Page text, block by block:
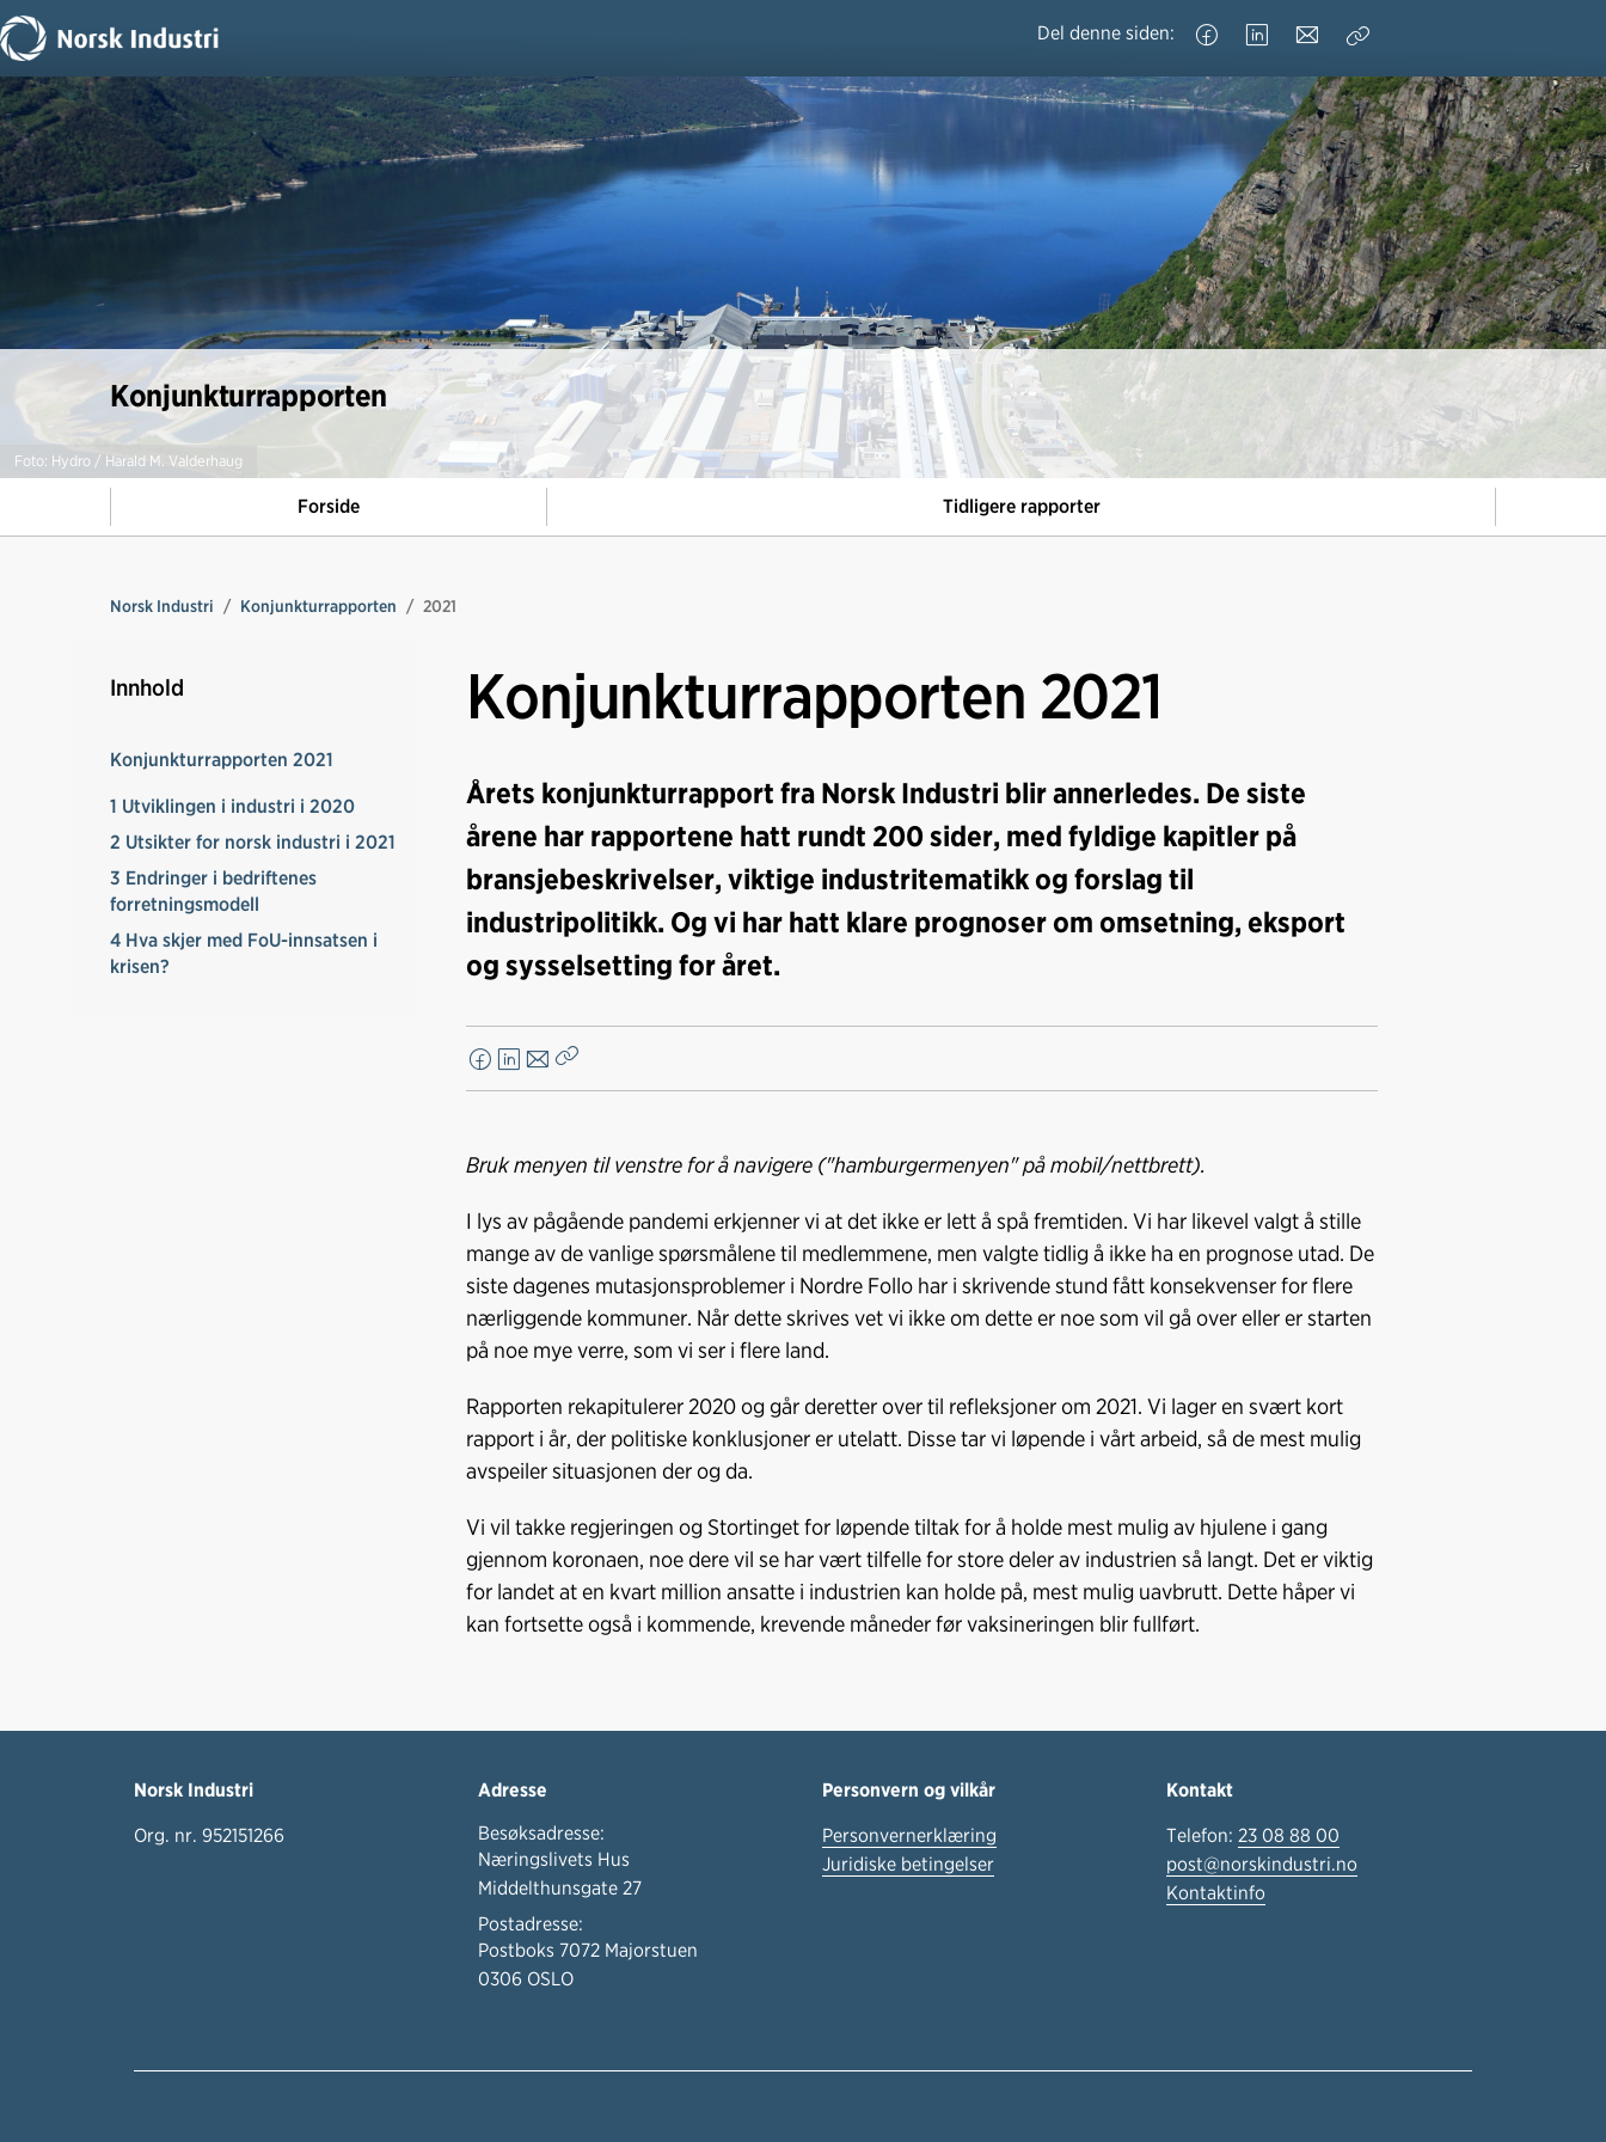
Del denne siden:
lenke
Foto: Hydro / Harald M. Valderhaug
Konjunkturrapporten
Forside Tidligere rapporter
Norsk Industri Konjunkturrapporten 2021
Innhold
Konjunkturrapporten 2021
1 Utviklingen i industri i 2020
2 Utsikter for norsk industri i 2021
3 Endringer i bedriftenes
forretningsmodell
4 Hva skjer med FoU-innsatsen i
krisen?
Konjunkturrapporten 2021
Årets konjunkturrapport fra Norsk Industri blir annerledes. De siste
årene har rapportene hatt rundt 200 sider, med fyldige kapitler på
bransjebeskrivelser, viktige industritematikk og forslag til
industripolitikk. Og vi har hatt klare prognoser om omsetning, eksport
og sysselsetting for året.
F
a
e
o
L
i
k
d
E
-
o
t
Bruk menyen til venstre for å navigere ("hamburgermenyen" på mobil/nettbrett).
I lys av pågående pandemi erkjenner vi at det ikke er lett å spå fremtiden. Vi har likevel valgt å stille
mange av de vanlige spørsmålene til medlemmene, men valgte tidlig å ikke ha en prognose utad. De
siste dagenes mutasjonsproblemer i Nordre Follo har i skrivende stund fått konsekvenser for flere
nærliggende kommuner. Når dette skrives vet vi ikke om dette er noe som vil gå over eller er starten
på noe mye verre, som vi ser i flere land.
Rapporten rekapitulerer 2020 og går deretter over til refleksjoner om 2021. Vi lager en svært kort
rapport i år, der politiske konklusjoner er utelatt. Disse tar vi løpende i vårt arbeid, så de mest mulig
avspeiler situasjonen der og da.
Vi vil takke regjeringen og Stortinget for løpende tiltak for å holde mest mulig av hjulene i gang
gjennom koronaen, noe dere vil se har vært tilfelle for store deler av industrien så langt. Det er viktig
for landet at en kvart million ansatte i industrien kan holde på, mest mulig uavbrutt. Dette håper vi
kan fortsette også i kommende, krevende måneder før vaksineringen blir fullført.
Norsk Industri
Org. nr. 952151266
Adresse
Besøksadresse:
Næringslivets Hus
Middelthunsgate 27
Postadresse:
Postboks 7072 Majorstuen
0306 OSLO
Personvern og vilkår
Personvernerklæring
Juridiske betingelser
Kontakt
Telefon: 23 08 88 00
post@norskindustri.no
Kontaktinfo